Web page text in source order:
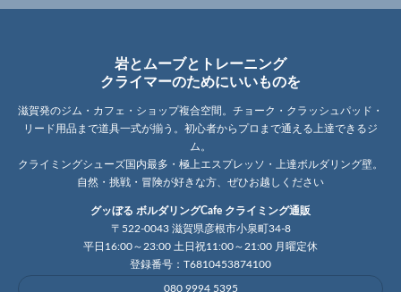
岩とムーブとトレーニング
クライマーのためにいいものを
滋賀発のジム・カフェ・ショップ複合空間。チョーク・クラッシュパッド・
リード用品まで道具一式が揃う。初心者からプロまで通える上達できるジ
ム。
クライミングシューズ国内最多・極上エスプレッソ・上達ボルダリング壁。
自然・挑戦・冒険が好きな方、ぜひお越しください
グッぼる ボルダリングCafe クライミング通販
〒522-0043 滋賀県彦根市小泉町34-8
平日16:00～23:00 土日祝11:00～21:00 月曜定休
登録番号：T6810453874100
080 9994 5395